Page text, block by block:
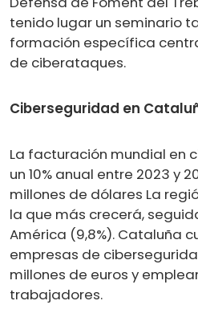
tenido lugar un seminario
formación específica
de ciberataques.
Ciberseguridad en
La facturación mundial en
un 10% anual entre 2023 y
millones de dólares La
la que más crecerá,
América (9,8%). Cataluña
empresas de
millones de euros y
trabajadores.